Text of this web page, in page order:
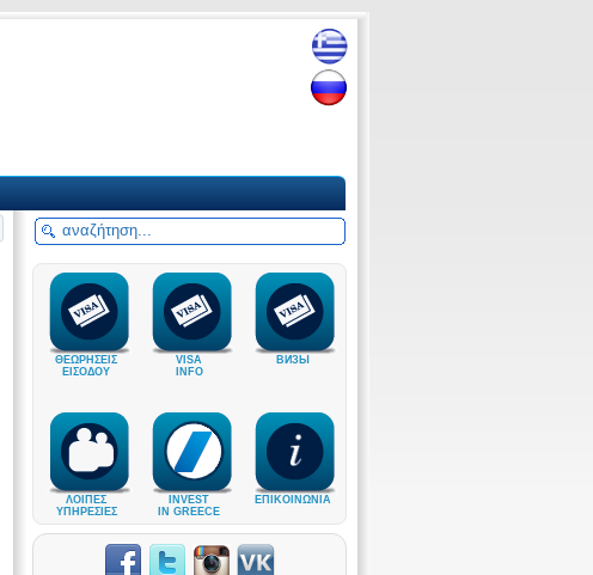
ΘΕΩΡΗΣΕΙΣ
ΕΙΣΟΔΟΥ
VISA
INFO
ВИЗЫ
ΛΟΙΠΕΣ
ΥΠΗΡΕΣΙΕΣ
INVEST
IN GREECE
ΕΠΙΚΟΙΝΩΝΙΑ